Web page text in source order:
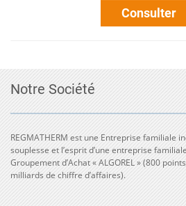
Consulter
Notre Société
REGMATHERM est une Entreprise familiale
souplesse et l’esprit d’une entreprise
Groupement d’Achat « ALGOREL » (800
milliards de chiffre d’affaires).